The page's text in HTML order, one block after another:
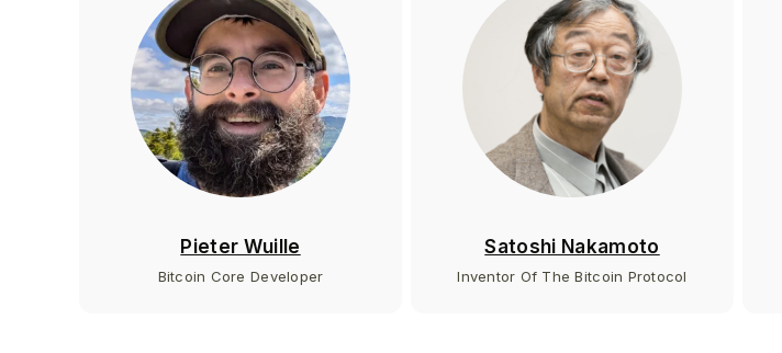
Pieter Wuille
Bitcoin Core Developer
Satoshi Nakamoto
Inventor Of The Bitcoin Protocol